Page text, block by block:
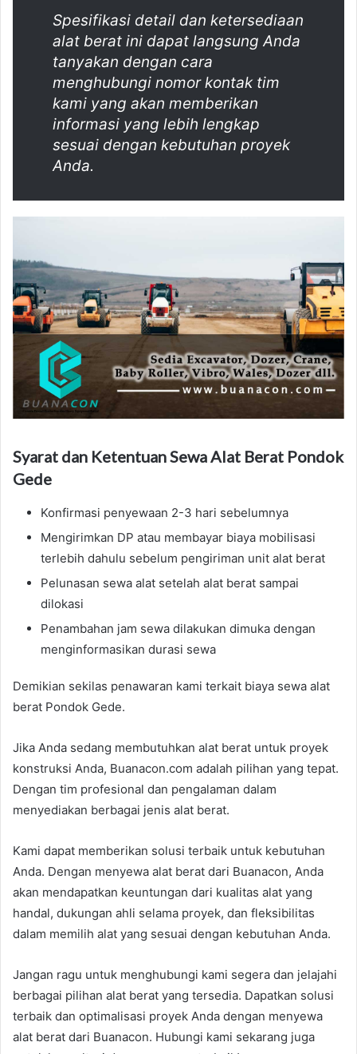
Spesifikasi detail dan ketersediaan
alat berat ini dapat langsung Anda
tanyakan dengan cara
menghubungi nomor kontak tim
kami yang akan memberikan
informasi yang lebih lengkap
sesuai dengan kebutuhan proyek
Anda.
Syarat dan Ketentuan Sewa Alat Berat Pondok
Gede
Konfirmasi penyewaan 2-3 hari sebelumnya
Mengirimkan DP atau membayar biaya mobilisasi
terlebih dahulu sebelum pengiriman unit alat berat
Pelunasan sewa alat setelah alat berat sampai
dilokasi
Penambahan jam sewa dilakukan dimuka dengan
menginformasikan durasi sewa
Demikian sekilas penawaran kami terkait biaya sewa alat
berat Pondok Gede.
Jika Anda sedang membutuhkan alat berat untuk proyek
konstruksi Anda, Buanacon.com adalah pilihan yang tepat.
Dengan tim profesional dan pengalaman dalam
menyediakan berbagai jenis alat berat.
Kami dapat memberikan solusi terbaik untuk kebutuhan
Anda. Dengan menyewa alat berat dari Buanacon, Anda
akan mendapatkan keuntungan dari kualitas alat yang
handal, dukungan ahli selama proyek, dan fleksibilitas
dalam memilih alat yang sesuai dengan kebutuhan Anda.
Jangan ragu untuk menghubungi kami segera dan jelajahi
berbagai pilihan alat berat yang tersedia. Dapatkan solusi
terbaik dan optimalisasi proyek Anda dengan menyewa
alat berat dari Buanacon. Hubungi kami sekarang juga